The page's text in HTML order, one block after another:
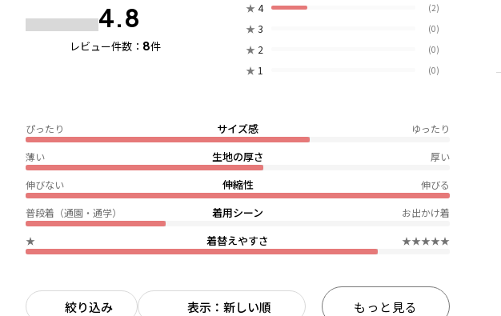
4.8
レビュー件数： 8件
★ 4 (2)
★ 3 (0)
★ 2 (0)
★ 1 (0)
サイズ感
ぴったり ゆったり
生地の厚さ
薄い 厚い
伸縮性
伸びない 伸びる
着用シーン
普段着（通園・通学） お出かけ着
着替えやすさ
★ ★★★★★
絞り込み 表示：新しい順 もっと見る